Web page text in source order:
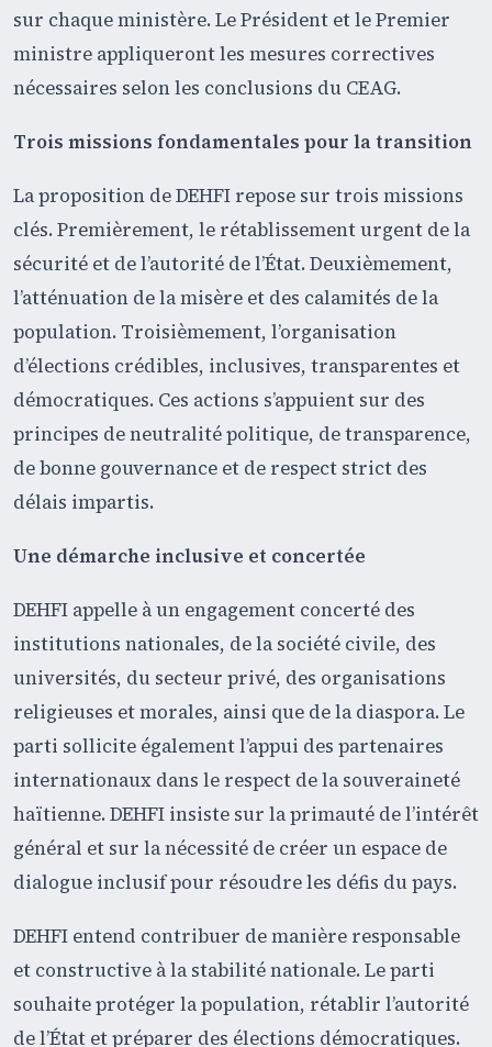
sur chaque ministère. Le Président et le Premier
ministre appliqueront les mesures correctives
nécessaires selon les conclusions du CEAG.
Trois missions fondamentales pour la transition
La proposition de DEHFI repose sur trois missions
clés. Premièrement, le rétablissement urgent de la
sécurité et de l’autorité de l’État. Deuxièmement,
l’atténuation de la misère et des calamités de la
population. Troisièmement, l’organisation
d’élections crédibles, inclusives, transparentes et
démocratiques. Ces actions s’appuient sur des
principes de neutralité politique, de transparence,
de bonne gouvernance et de respect strict des
délais impartis.
Une démarche inclusive et concertée
DEHFI appelle à un engagement concerté des
institutions nationales, de la société civile, des
universités, du secteur privé, des organisations
religieuses et morales, ainsi que de la diaspora. Le
parti sollicite également l’appui des partenaires
internationaux dans le respect de la souveraineté
haïtienne. DEHFI insiste sur la primauté de l’intérêt
général et sur la nécessité de créer un espace de
dialogue inclusif pour résoudre les défis du pays.
DEHFI entend contribuer de manière responsable
et constructive à la stabilité nationale. Le parti
souhaite protéger la population, rétablir l’autorité
de l’État et préparer des élections démocratiques.